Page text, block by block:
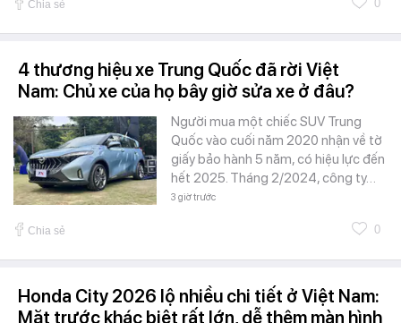
Chia sẻ 0
4 thương hiệu xe Trung Quốc đã rời Việt
Nam: Chủ xe của họ bây giờ sửa xe ở đâu?
Người mua một chiếc SUV Trung
Quốc vào cuối năm 2020 nhận về tờ
giấy bảo hành 5 năm, có hiệu lực đến
hết 2025. Tháng 2/2024, công ty…
3 giờ trước
Chia sẻ 0
Honda City 2026 lộ nhiều chi tiết ở Việt Nam:
Mặt trước khác biệt rất lớn, dễ thêm màn hình